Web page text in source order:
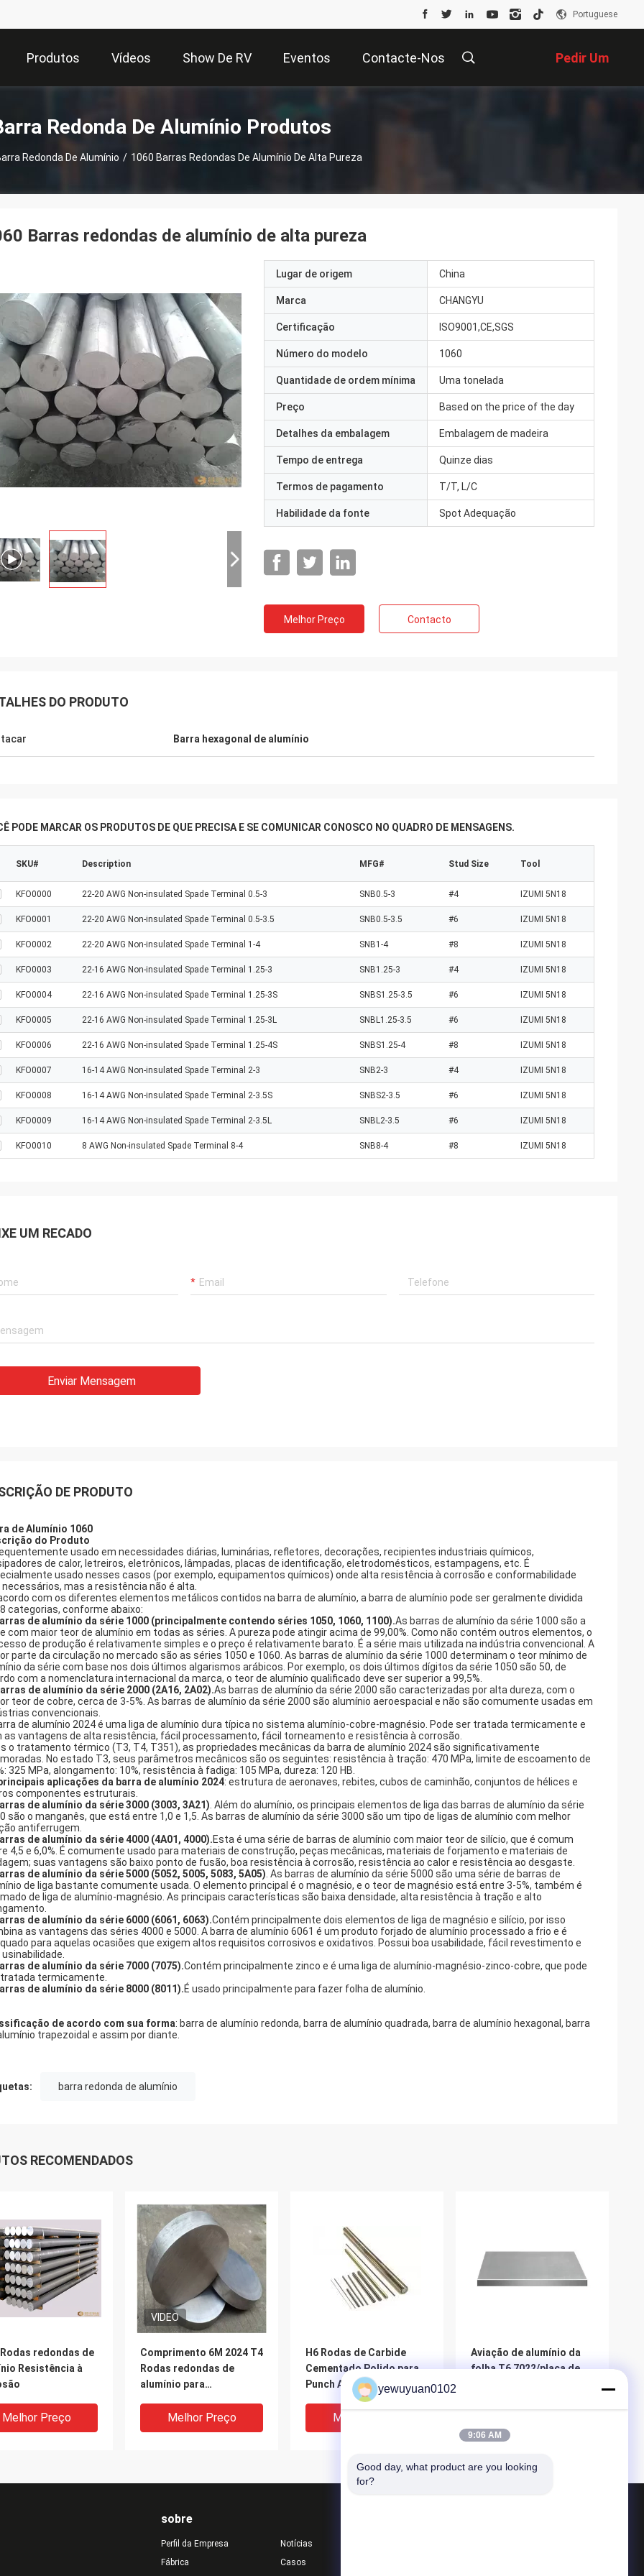
Portuguese
Produtos Vídeos Show De RV Eventos Contacte-Nos Pedir Um
Orçamento
Redonda De Alumínio Produtos
Redonda De Alumínio / 1060 Barras Redondas De Alumínio De Alta Pureza
bom serviço, boa
Bons produtos, bom serviço, boa
Bons produtos, bom serviço, boa
Barras redondas de alumínio de alta pureza
Lugar de origem China
Marca CHANGYU
Certificação ISO9001,CE,SGS
Número do modelo 1060
Quantidade de ordem mínima Uma tonelada
Preço Based on the price of the day
Detalhes da embalagem Embalagem de madeira
Tempo de entrega Quinze dias
Termos de pagamento T/T, L/C
Habilidade da fonte Spot Adequação
Melhor Preço Contacto
DO PRODUTO
Barra hexagonal de alumínio
PODE MARCAR OS PRODUTOS DE QUE PRECISA E SE COMUNICAR CONOSCO NO QUADRO DE MENSAGENS.
SKU# Description MFG# Stud Size Tool
KFO0000 22-20 AWG Non-insulated Spade Terminal 0.5-3 SNB0.5-3 #4 IZUMI 5N18
KFO0001 22-20 AWG Non-insulated Spade Terminal 0.5-3.5 SNB0.5-3.5 #6 IZUMI 5N18
KFO0002 22-20 AWG Non-insulated Spade Terminal 1-4 SNB1-4 #8 IZUMI 5N18
KFO0003 22-16 AWG Non-insulated Spade Terminal 1.25-3 SNB1.25-3 #4 IZUMI 5N18
KFO0004 22-16 AWG Non-insulated Spade Terminal 1.25-3S SNBS1.25-3.5 #6 IZUMI 5N18
KFO0005 22-16 AWG Non-insulated Spade Terminal 1.25-3L SNBL1.25-3.5 #6 IZUMI 5N18
KFO0006 22-16 AWG Non-insulated Spade Terminal 1.25-4S SNBS1.25-4 #8 IZUMI 5N18
KFO0007 16-14 AWG Non-insulated Spade Terminal 2-3 SNB2-3 #4 IZUMI 5N18
KFO0008 16-14 AWG Non-insulated Spade Terminal 2-3.5S SNBS2-3.5 #6 IZUMI 5N18
KFO0009 16-14 AWG Non-insulated Spade Terminal 2-3.5L SNBL2-3.5 #6 IZUMI 5N18
KFO0010 8 AWG Non-insulated Spade Terminal 8-4 SNB8-4 #8 IZUMI 5N18
UM RECADO
Enviar Mensagem
DE PRODUTO
de Alumínio 1060
do Produto
usado em necessidades diárias, luminárias, refletores, decorações, recipientes industriais químicos,
de calor, letreiros, eletrônicos, lâmpadas, placas de identificação, eletrodomésticos, estampagens, etc. É
usado nesses casos (por exemplo, equipamentos químicos) onde alta resistência à corrosão e conformabilidade
necessários, mas a resistência não é alta.
com os diferentes elementos metálicos contidos na barra de alumínio, a barra de alumínio pode ser geralmente dividida
categorias, conforme abaixo:
de alumínio da série 1000 (principalmente contendo séries 1050, 1060, 1100).As barras de alumínio da série 1000 são a
com maior teor de alumínio em todas as séries. A pureza pode atingir acima de 99,00%. Como não contém outros elementos, o
de produção é relativamente simples e o preço é relativamente barato. É a série mais utilizada na indústria convencional. A
parte da circulação no mercado são as séries 1050 e 1060. As barras de alumínio da série 1000 determinam o teor mínimo de
da série com base nos dois últimos algarismos arábicos. Por exemplo, os dois últimos dígitos da série 1050 são 50, de
com a nomenclatura internacional da marca, o teor de alumínio qualificado deve ser superior a 99,5%.
de alumínio da série 2000 (2A16, 2A02).As barras de alumínio da série 2000 são caracterizadas por alta dureza, com o
teor de cobre, cerca de 3-5%. As barras de alumínio da série 2000 são alumínio aeroespacial e não são comumente usadas em
convencionais.
de alumínio 2024 é uma liga de alumínio dura típica no sistema alumínio-cobre-magnésio. Pode ser tratada termicamente e
as vantagens de alta resistência, fácil processamento, fácil torneamento e resistência à corrosão.
o tratamento térmico (T3, T4, T351), as propriedades mecânicas da barra de alumínio 2024 são significativamente
No estado T3, seus parâmetros mecânicos são os seguintes: resistência à tração: 470 MPa, limite de escoamento de
325 MPa, alongamento: 10%, resistência à fadiga: 105 MPa, dureza: 120 HB.
aplicações da barra de alumínio 2024: estrutura de aeronaves, rebites, cubos de caminhão, conjuntos de hélices e
componentes estruturais.
de alumínio da série 3000 (3003, 3A21) . Além do alumínio, os principais elementos de liga das barras de alumínio da série
são o manganês, que está entre 1,0 e 1,5. As barras de alumínio da série 3000 são um tipo de ligas de alumínio com melhor
antiferrugem.
de alumínio da série 4000 (4A01, 4000).Esta é uma série de barras de alumínio com maior teor de silício, que é comum
4,5 e 6,0%. É comumente usado para materiais de construção, peças mecânicas, materiais de forjamento e materiais de
suas vantagens são baixo ponto de fusão, boa resistência à corrosão, resistência ao calor e resistência ao desgaste.
de alumínio da série 5000 (5052, 5005, 5083, 5A05) . As barras de alumínio da série 5000 são uma série de barras de
de liga bastante comumente usada. O elemento principal é o magnésio, e o teor de magnésio está entre 3-5%, também é
de liga de alumínio-magnésio. As principais características são baixa densidade, alta resistência à tração e alto
de alumínio da série 6000 (6061, 6063).Contém principalmente dois elementos de liga de magnésio e silício, por isso
as vantagens das séries 4000 e 5000. A barra de alumínio 6061 é um produto forjado de alumínio processado a frio e é
para aquelas ocasiões que exigem altos requisitos corrosivos e oxidativos. Possui boa usabilidade, fácil revestimento e
usinabilidade.
de alumínio da série 7000 (7075).Contém principalmente zinco e é uma liga de alumínio-magnésio-zinco-cobre, que pode
termicamente.
de alumínio da série 8000 (8011).É usado principalmente para fazer folha de alumínio.
de acordo com sua forma: barra de alumínio redonda, barra de alumínio quadrada, barra de alumínio hexagonal, barra
trapezoidal e assim por diante.
barra redonda de alumínio
RECOMENDADOS
redondas de
Resistência à
Melhor Preço
VIDEO
Comprimento 6M 2024 T4
Rodas redondas de
alumínio para
de aeronaves
Melhor Preço
H6 Rodas de Carbide
Cementado Polido para
Punch And Die Φ3-
25x330mm ISO9001
Melhor Preço
Aviação de alumínio da
folha T6 7022/placa de
sobre
Perfil da Empresa
Fábrica
Notícias
Casos
yewuyuan0102
9:06 AM
Good day, what product are you looking
for?